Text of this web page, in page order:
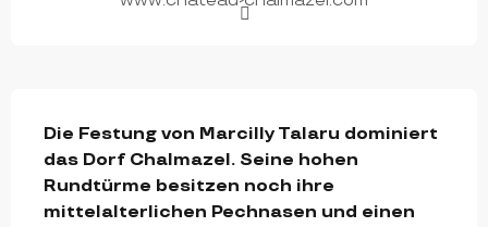
Die Festung von Marcilly Talaru dominiert
das Dorf Chalmazel. Seine hohen
Rundtürme besitzen noch ihre
mittelalterlichen Pechnasen und einen